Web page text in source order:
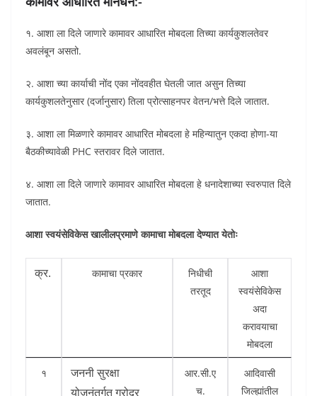
१. आशा ला दिले जाणारे कामावर आधारित मोबदला तिच्या कार्यकुशलतेवर
अवलंबून असतो.
२. आशा च्या कार्याची नोंद एका नोंदवहीत घेतली जात असुन तिच्या
कार्यकुशलतेनुसार (दर्जानुसार) तिला प्रोत्साहनपर वेतन/भत्ते दिले जातात.
३. आशा ला मिळणारे कामावर आधारित मोबदला हे महिन्यातुन एकदा होणा-या
बैठकीच्यावेळी PHC स्तरावर दिले जातात.
४. आशा ला दिले जाणारे कामावर आधारित मोबदला हे धनादेशाच्या स्वरुपात दिले
जातात.
आशा स्वयंसेविकेस खालीलप्रमाणे कामाचा मोबदला देण्यात येतोः
क्र. कामाचा प्रकार
निधीची
तरतूद
आशा
स्वयंसेविकेस
अदा
करावयाचा
मोबदला
१
जननी सुरक्षा
योजनंतर्गत गरोदर
आर.सी.ए
च.
आदिवासी
जिल्ह्यांतील